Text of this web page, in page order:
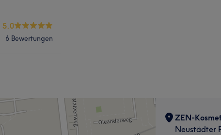
5.0
6 Bewertungen
ZEN-
Neustädter